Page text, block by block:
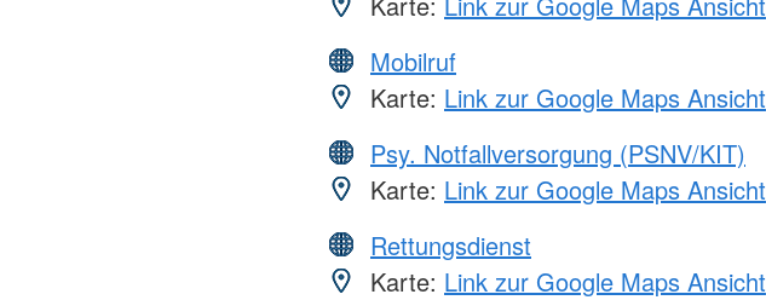
Mobilruf
Karte: Link zur Google Maps Ansicht
Psy. Notfallversorgung (PSNV/KIT)
Karte: Link zur Google Maps Ansicht
Rettungsdienst
Karte: Link zur Google Maps Ansicht